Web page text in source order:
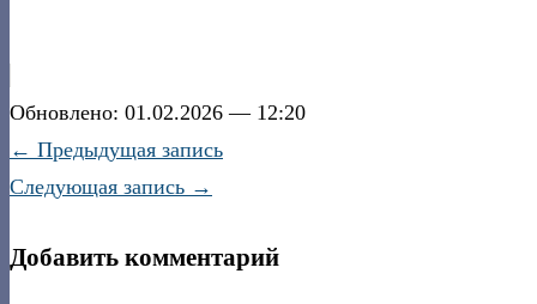
Обновлено: 01.02.2026 — 12:20
← Предыдущая запись
Следующая запись →
Добавить комментарий